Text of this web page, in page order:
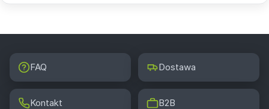
FAQ Dostawa
Kontakt B2B